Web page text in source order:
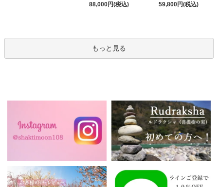
88,000円(税込)
59,800円(税込)
もっと見る